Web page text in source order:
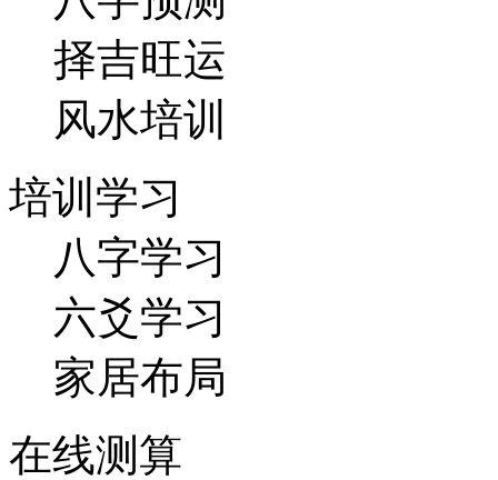
择吉旺运
风水培训
培训学习
八字学习
六爻学习
家居布局
在线测算